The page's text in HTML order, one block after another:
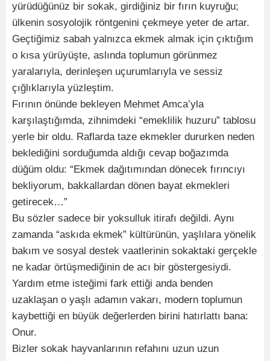
yürüdüğünüz bir sokak, girdiğiniz bir fırın kuyruğu;
ülkenin sosyolojik röntgenini çekmeye yeter de artar.
Geçtiğimiz sabah yalnızca ekmek almak için çıktığım
o kısa yürüyüşte, aslında toplumun görünmez
yaralarıyla, derinleşen uçurumlarıyla ve sessiz
çığlıklarıyla yüzleştim.
Fırının önünde bekleyen Mehmet Amca’yla
karşılaştığımda, zihnimdeki “emeklilik huzuru” tablosu
yerle bir oldu. Raflarda taze ekmekler dururken neden
beklediğini sorduğumda aldığı cevap boğazımda
düğüm oldu: “Ekmek dağıtımından dönecek fırıncıyı
bekliyorum, bakkallardan dönen bayat ekmekleri
getirecek…”
Bu sözler sadece bir yoksulluk itirafı değildi. Aynı
zamanda “askıda ekmek” kültürünün, yaşlılara yönelik
bakım ve sosyal destek vaatlerinin sokaktaki gerçekle
ne kadar örtüşmediğinin de acı bir göstergesiydi.
Yardım etme isteğimi fark ettiği anda benden
uzaklaşan o yaşlı adamın vakarı, modern toplumun
kaybettiği en büyük değerlerden birini hatırlattı bana:
Onur.
Bizler sokak hayvanlarının refahını uzun uzun